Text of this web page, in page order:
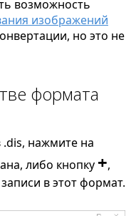
возможность
изображений
но это не
формата
нажмите на
либо кнопку +,
в этот формат.